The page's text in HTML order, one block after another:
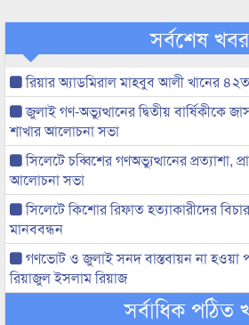
সর্বশেষ খবর
রিয়ার অ্যাডমিরাল মাহবুব আলী খানের
জুলাই গণ-অভ্যুত্থানের দ্বিতীয় বার্ষিকীকে
শাখার আলোচনা সভা
সিলেটে চব্বিশের গণঅভ্যুত্থানের প্রত্যাশা,
আলোচনা সভা
সিলেটে কিশোর রিফাত হত্যাকারীদের
মানববন্ধন
গণভোট ও জুলাই সনদ বাস্তবায়ন না হওয়া
রিয়াজুল ইসলাম রিয়াজ
সর্বাধিক পঠিত